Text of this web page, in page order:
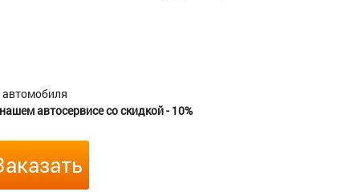
автомобиля
автосервисе со скидкой - 10%